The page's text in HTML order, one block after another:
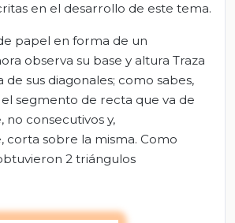
en el desarrollo de este tema.
papel en forma de un
observa su base y altura Traza
sus diagonales; como sabes,
segmento de recta que va de
no consecutivos y,
corta sobre la misma. Como
2 triángulos